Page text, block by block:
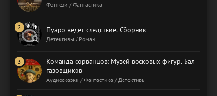
Фэнтези / Фантастика
Пуаро ведет следствие. Сборник
Детективы / Роман
Команда сорванцов: Музей восковых фигур. Бал
газовщиков
Аудиосказки / Фантастика / Детективы